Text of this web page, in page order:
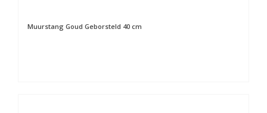
Muurstang Goud Geborsteld 40 cm